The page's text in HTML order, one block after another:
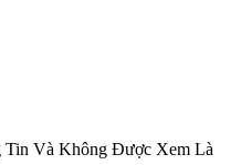
Và Không Được Xem Là